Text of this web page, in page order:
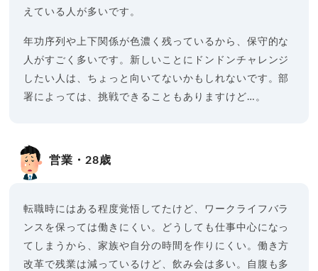
えている人が多いです。
年功序列や上下関係が色濃く残っているから、保守的な
人がすごく多いです。新しいことにドンドンチャレンジ
したい人は、ちょっと向いてないかもしれないです。部
署によっては、挑戦できることもありますけど…。
営業・28歳
転職時にはある程度覚悟してたけど、ワークライフバラ
ンスを保っては働きにくい。どうしても仕事中心になっ
てしまうから、家族や自分の時間を作りにくい。働き方
改革で残業は減っているけど、飲み会は多い。自腹も多